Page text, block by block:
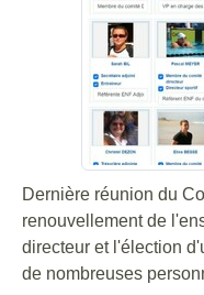
Dernière réunion du
renouvellement de
directeur et l'élection
de nombreuses